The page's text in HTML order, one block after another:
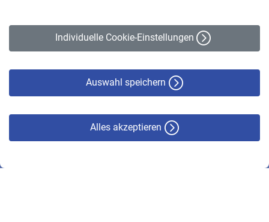
Individuelle Cookie-Einstellungen
Auswahl speichern
Alles akzeptieren
Erklärung zur Barrierefreiheit
© VBL 2026